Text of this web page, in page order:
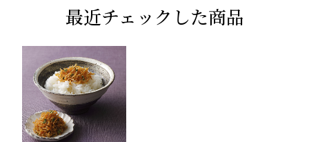
最近チェックした商品